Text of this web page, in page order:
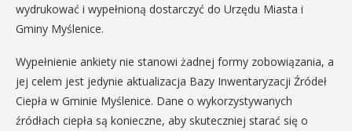
wydrukować i wypełnioną dostarczyć do Urzędu Miasta i
Gminy Myślenice.
Wypełnienie ankiety nie stanowi żadnej formy zobowiązania, a
jej celem jest jedynie aktualizacja Bazy Inwentaryzacji Źródeł
Ciepła w Gminie Myślenice. Dane o wykorzystywanych
źródłach ciepła są konieczne, aby skuteczniej starać się o